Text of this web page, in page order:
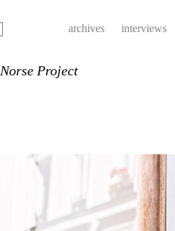
archives interviews
Norse Project